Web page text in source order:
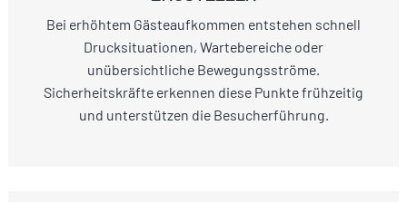
Bei erhöhtem Gästeaufkommen entstehen schnell
Drucksituationen, Wartebereiche oder
unübersichtliche Bewegungsströme.
Sicherheitskräfte erkennen diese Punkte frühzeitig
und unterstützen die Besucherführung.